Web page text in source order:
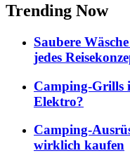
Trending Now
Saubere
jedes
Camping-Grills
Elektro?
Camping-
wirklich kaufen